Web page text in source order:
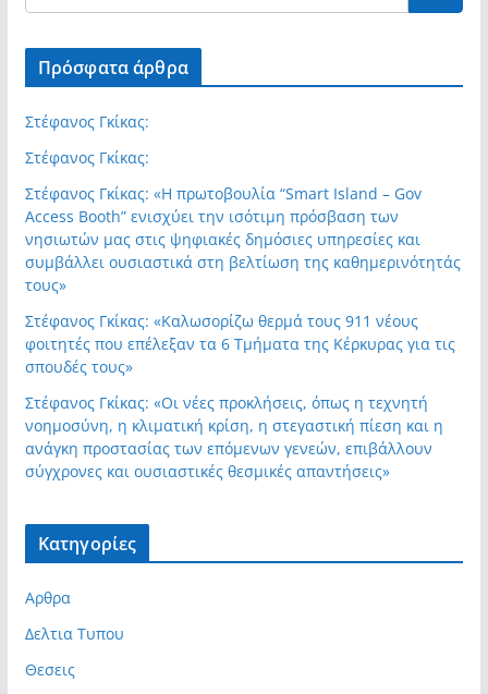
Πρόσφατα άρθρα
Στέφανος Γκίκας:
Στέφανος Γκίκας:
Στέφανος Γκίκας: «Η πρωτοβουλία “Smart Island – Gov
Access Booth” ενισχύει την ισότιμη πρόσβαση των
νησιωτών μας στις ψηφιακές δημόσιες υπηρεσίες και
συμβάλλει ουσιαστικά στη βελτίωση της καθημερινότητάς
τους»
Στέφανος Γκίκας: «Καλωσορίζω θερμά τους 911 νέους
φοιτητές που επέλεξαν τα 6 Τμήματα της Κέρκυρας για τις
σπουδές τους»
Στέφανος Γκίκας: «Οι νέες προκλήσεις, όπως η τεχνητή
νοημοσύνη, η κλιματική κρίση, η στεγαστική πίεση και η
ανάγκη προστασίας των επόμενων γενεών, επιβάλλουν
σύγχρονες και ουσιαστικές θεσμικές απαντήσεις»
Kατηγορίες
Αρθρα
Δελτια Τυπου
Θεσεις